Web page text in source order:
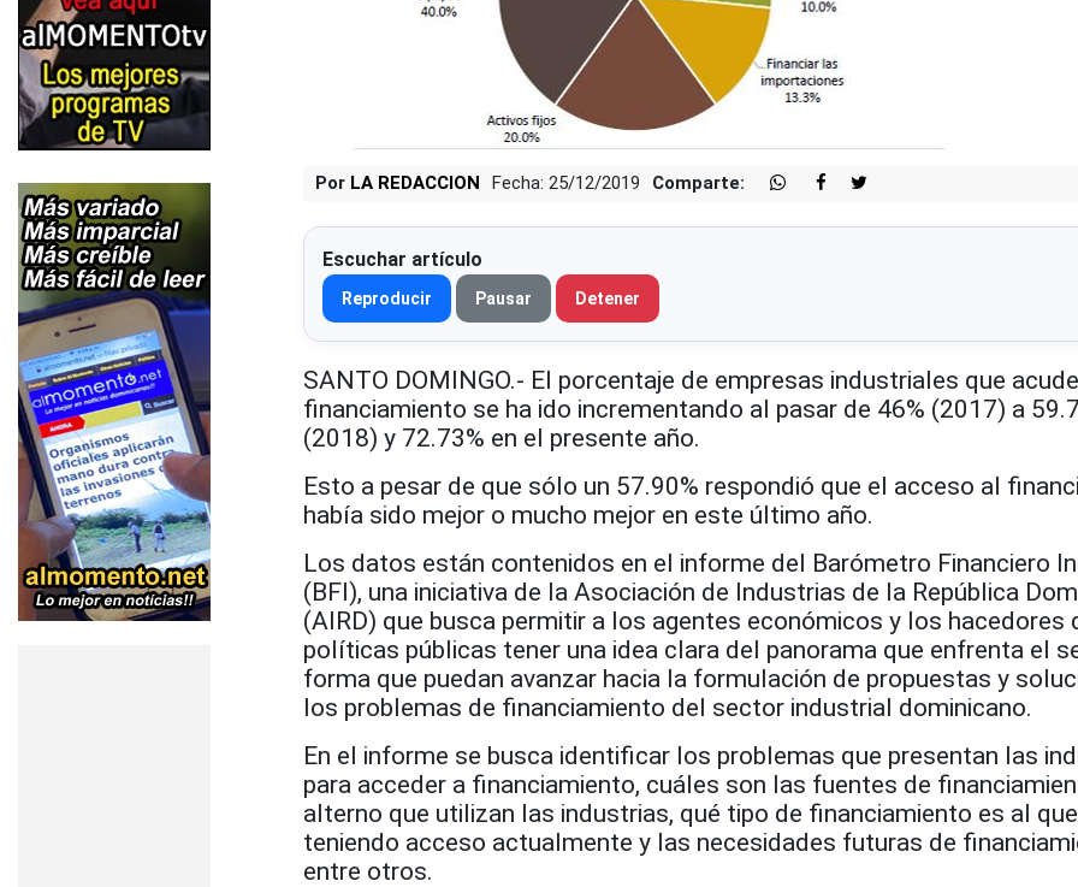
Por LA REDACCION Fecha: 25/12/2019 Comparte:
Escuchar artículo
Reproducir Pausar Detener
SANTO DOMINGO.- El porcentaje de empresas industriales que
financiamiento se ha ido incrementando al pasar de 46% (2017) a
(2018) y 72.73% en el presente año.
Esto a pesar de que sólo un 57.90% respondió que el acceso al
había sido mejor o mucho mejor en este último año.
Los datos están contenidos en el informe del Barómetro Financiero
(BFI), una iniciativa de la Asociación de Industrias de la República
(AIRD) que busca permitir a los agentes económicos y los hacedores
políticas públicas tener una idea clara del panorama que enfrenta el
forma que puedan avanzar hacia la formulación de propuestas y
los problemas de financiamiento del sector industrial dominicano.
En el informe se busca identificar los problemas que presentan las
para acceder a financiamiento, cuáles son las fuentes de
alterno que utilizan las industrias, qué tipo de financiamiento es al
teniendo acceso actualmente y las necesidades futuras de
entre otros.